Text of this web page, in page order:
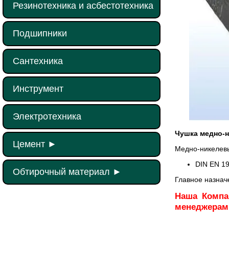
Резинотехника и асбестотехника
Подшипники
Сантехника
Инструмент
Электротехника
Цемент ►
Обтирочный материал ►
Чушка медно-
Медно-
DIN EN
Главное
Наша
менеджерам